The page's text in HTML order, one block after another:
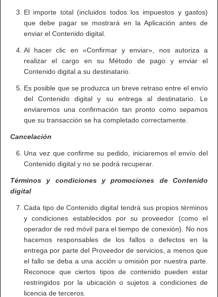
El importe total (incluidos todos los impuestos y gastos)
que debe pagar se mostrará en la Aplicación antes de
enviar el Contenido digital.
Al hacer clic en «Confirmar y enviar», nos autoriza a
realizar el cargo en su Método de pago y enviar el
Contenido digital a su destinatario.
Es posible que se produzca un breve retraso entre el envío
del Contenido digital y su entrega al destinatario. Le
enviaremos una confirmación tan pronto como sepamos
que su transacción se ha completado correctamente.
Cancelación
Una vez que confirme su pedido, iniciaremos el envío del
Contenido digital y no se podrá recuperar.
Términos y condiciones y promociones de Contenido
digital
Cada tipo de Contenido digital tendrá sus propios términos
y condiciones establecidos por su proveedor (como el
operador de red móvil para el tiempo de conexión). No nos
hacemos responsables de los fallos o defectos en la
entrega por parte del Proveedor de servicios, a menos que
el fallo se deba a una acción u omisión por nuestra parte.
Reconoce que ciertos tipos de contenido pueden estar
restringidos por la ubicación o sujetos a condiciones de
licencia de terceros.